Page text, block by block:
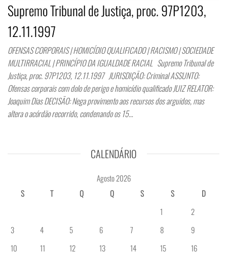
Supremo Tribunal de Justiça, proc. 97P1203,
12.11.1997
OFENSAS CORPORAIS | HOMICÍDIO QUALIFICADO | RACISMO | SOCIEDADE
MULTIRRACIAL | PRINCÍPIO DA IGUALDADE RACIAL Supremo Tribunal de
Justiça, proc. 97P1203, 12.11.1997 JURISDIÇÃO: Criminal ASSUNTO:
Ofensas corporais com dolo de perigo e homicídio qualificado JUIZ RELATOR:
Joaquim Dias DECISÃO: Nega provimento aos recursos dos arguidos, mas
altera o acórdão recorrido, condenando os 15…
CALENDÁRIO
Agosto 2026
S
T Q Q S S
D
1
2
3
4 5 6 7 8
9
10
11 12 13 14 15
16